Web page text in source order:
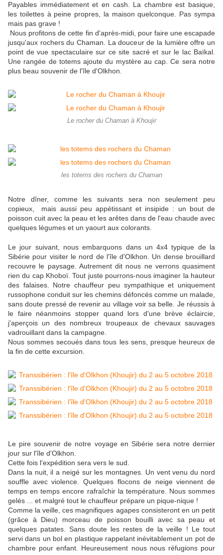
Payables immédiatement et en cash. La chambre est basique,
les toilettes à peine propres, la maison quelconque. Pas sympa
mais pas grave !
Nous profitons de cette fin d'après-midi, pour faire une escapade
jusqu'aux rochers du Chaman. La douceur de la lumière offre un
point de vue spectaculaire sur ce site sacré et sur le lac Baïkal.
Une rangée de totems ajoute du mystère au cap. Ce sera notre
plus beau souvenir de l'île d'Olkhon.
Le rocher du Chaman à Khoujir
les totems des rochers du Chaman
Notre dîner, comme les suivants sera non seulement peu
copieux, mais aussi peu appétissant et insipide : un bout de
poisson cuit avec la peau et les arêtes dans de l'eau chaude avec
quelques légumes et un yaourt aux colorants.
Le jour suivant, nous embarquons dans un 4x4 typique de la
Sibérie pour visiter le nord de l'île d'Olkhon. Un dense brouillard
recouvre le paysage. Autrement dit nous ne verrons quasiment
rien du cap Khoboï. Tout juste pourrons-nous imaginer la hauteur
des falaises. Notre chauffeur peu sympathique et uniquement
russophone conduit sur les chemins défoncés comme un malade,
sans doute pressé de revenir au village voir sa belle. Je réussis à
le faire néanmoins stopper quand lors d'une brève éclaircie,
j'aperçois un des nombreux troupeaux de chevaux sauvages
vadrouillant dans la campagne.
Nous sommes secoués dans tous les sens, presque heureux de
la fin de cette excursion.
Le pire souvenir de notre voyage en Sibérie sera notre dernier
jour sur l'île d'Olkhon.
Cette fois l'expédition sera vers le sud.
Dans la nuit, il a neigé sur les montagnes. Un vent venu du nord
souffle avec violence. Quelques flocons de neige viennent de
temps en temps encore rafraîchir la température. Nous sommes
gelés ... et malgré tout le chauffeur prépare un pique-nique !
Comme la veille, ces magnifiques agapes consisteront en un petit
(grâce à Dieu) morceau de poisson bouilli avec sa peau et
quelques patates. Sans doute les restes de la veille ! Le tout
servi dans un bol en plastique rappelant inévitablement un pot de
chambre pour enfant. Heureusement nous nous réfugions pour